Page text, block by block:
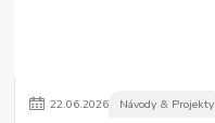
22.06.2026 Návody & Projekty